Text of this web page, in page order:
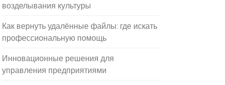
возделывания культуры
Как вернуть удалённые файлы: где искать
профессиональную помощь
Инновационные решения для
управления предприятиями